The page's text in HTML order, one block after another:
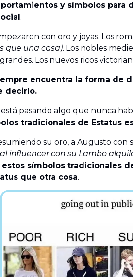
y símbolos para
.
con oro y joyas. Los
que una casa). Los nobles
Los nuevos ricos
encuentra la forma de
decirlo.
pasando algo que nunca
tradicionales de Estatus
su oro, a Augusto con
al influencer con su Lambo
símbolos tradicionales
que otra cosa.